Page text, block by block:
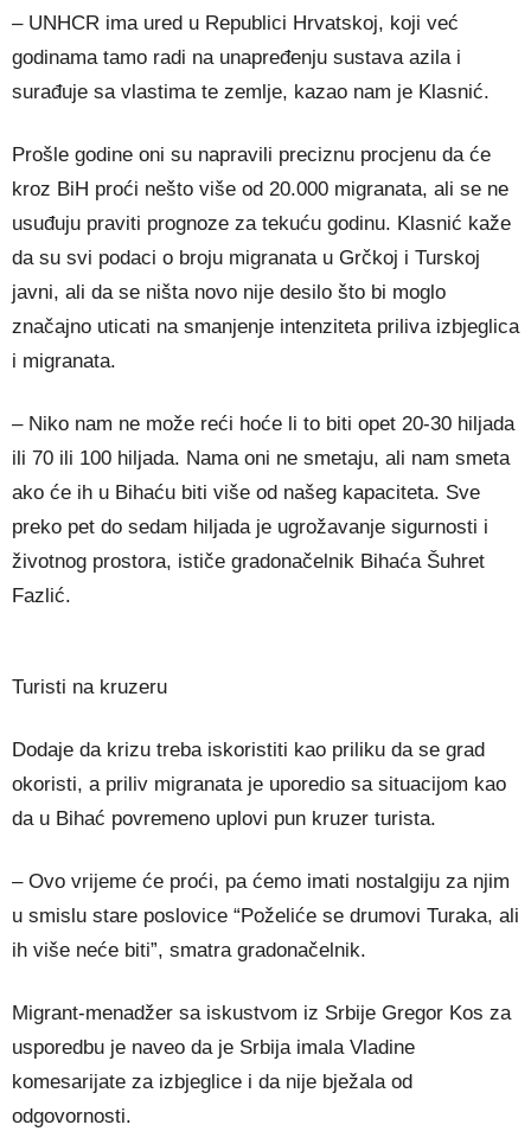
– UNHCR ima ured u Republici Hrvatskoj, koji već
godinama tamo radi na unapređenju sustava azila i
surađuje sa vlastima te zemlje, kazao nam je Klasnić.
Prošle godine oni su napravili preciznu procjenu da će
kroz BiH proći nešto više od 20.000 migranata, ali se ne
usuđuju praviti prognoze za tekuću godinu. Klasnić kaže
da su svi podaci o broju migranata u Grčkoj i Turskoj
javni, ali da se ništa novo nije desilo što bi moglo
značajno uticati na smanjenje intenziteta priliva izbjeglica
i migranata.
– Niko nam ne može reći hoće li to biti opet 20-30 hiljada
ili 70 ili 100 hiljada. Nama oni ne smetaju, ali nam smeta
ako će ih u Bihaću biti više od našeg kapaciteta. Sve
preko pet do sedam hiljada je ugrožavanje sigurnosti i
životnog prostora, ističe gradonačelnik Bihaća Šuhret
Fazlić.
Turisti na kruzeru
Dodaje da krizu treba iskoristiti kao priliku da se grad
okoristi, a priliv migranata je uporedio sa situacijom kao
da u Bihać povremeno uplovi pun kruzer turista.
– Ovo vrijeme će proći, pa ćemo imati nostalgiju za njim
u smislu stare poslovice “Poželiće se drumovi Turaka, ali
ih više neće biti”, smatra gradonačelnik.
Migrant-menadžer sa iskustvom iz Srbije Gregor Kos za
usporedbu je naveo da je Srbija imala Vladine
komesarijate za izbjeglice i da nije bježala od
odgovornosti.